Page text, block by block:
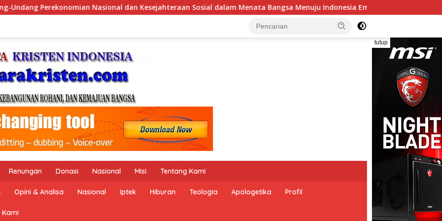
Sosial dalam Menata Bangsa Menuju Indonesia Emas 2045”, Pemerintah Indonesia dan Perserikatan
tutup
Renungan Donasi Nasional Misi Tentang Kami
Opini & Analisa Nasional Iptek Hiburan Teologia Apologetika Profil
Kami